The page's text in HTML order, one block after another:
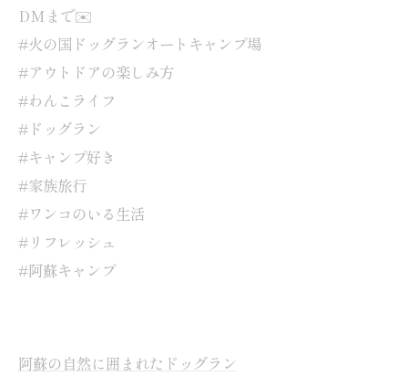
DMまで✉️
#火の国ドッグランオートキャンプ場
#アウトドアの楽しみ方
#わんこライフ
#ドッグラン
#キャンプ好き
#家族旅行
#ワンコのいる生活
#リフレッシュ
#阿蘇キャンプ
阿蘇の自然に囲まれたドッグラン